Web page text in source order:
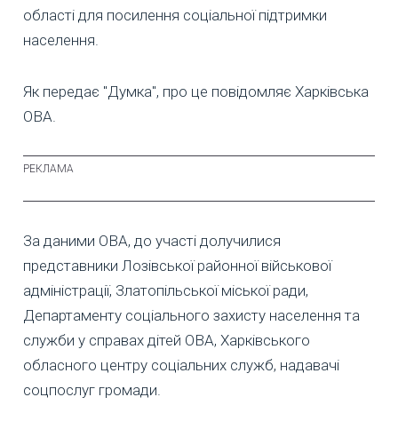
області для посилення соціальної підтримки
населення.
Як передає "Думка", про це повідомляє Харківська
ОВА.
За даними ОВА, до участі долучилися
представники Лозівської районної військової
адміністрації, Златопільської міської ради,
Департаменту соціального захисту населення та
служби у справах дітей ОВА, Харківського
обласного центру соціальних служб, надавачі
соцпослуг громади.